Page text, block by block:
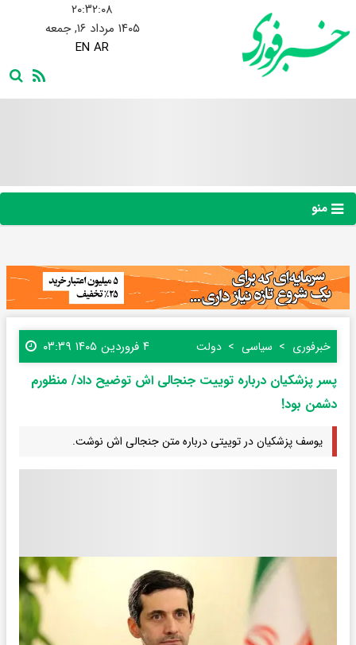
۲۰:۳۲:۰۹
۱۴۰۵ مرداد ۱۶, جمعه
EN AR
منو
خبرفوری سیاسی دولت ۴ فروردین ۱۴۰۵ ۰۳:۳۹
پسر پزشکیان درباره توییت جنجالی اش توضیح داد/ منظورم
دشمن بود!
یوسف پزشکیان در توییتی درباره متن جنجالی اش نوشت.